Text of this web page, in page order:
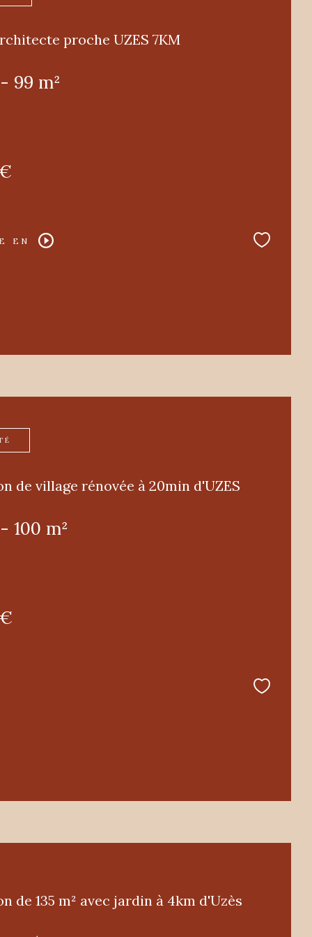
proche UZES 7KM
99 m²
EN
de village rénovée à 20min d'UZES
100 m²
de 135 m² avec jardin à 4km d'Uzès